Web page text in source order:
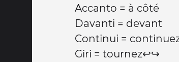
Accanto = à côté
Davanti = devant
Continui =
Giri = tournez↩↪